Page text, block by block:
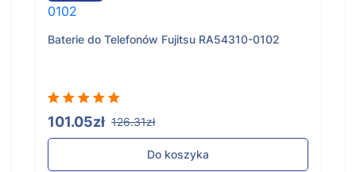
Baterie do Telefonów Fujitsu RA54310-0102
101.05zł 126.31zł
Do koszyka